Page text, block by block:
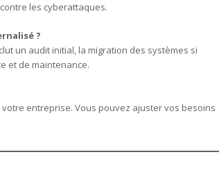
les cyberattaques.
?
un audit initial, la migration des systèmes si
et de maintenance.
entreprise. Vous pouvez ajuster vos besoins